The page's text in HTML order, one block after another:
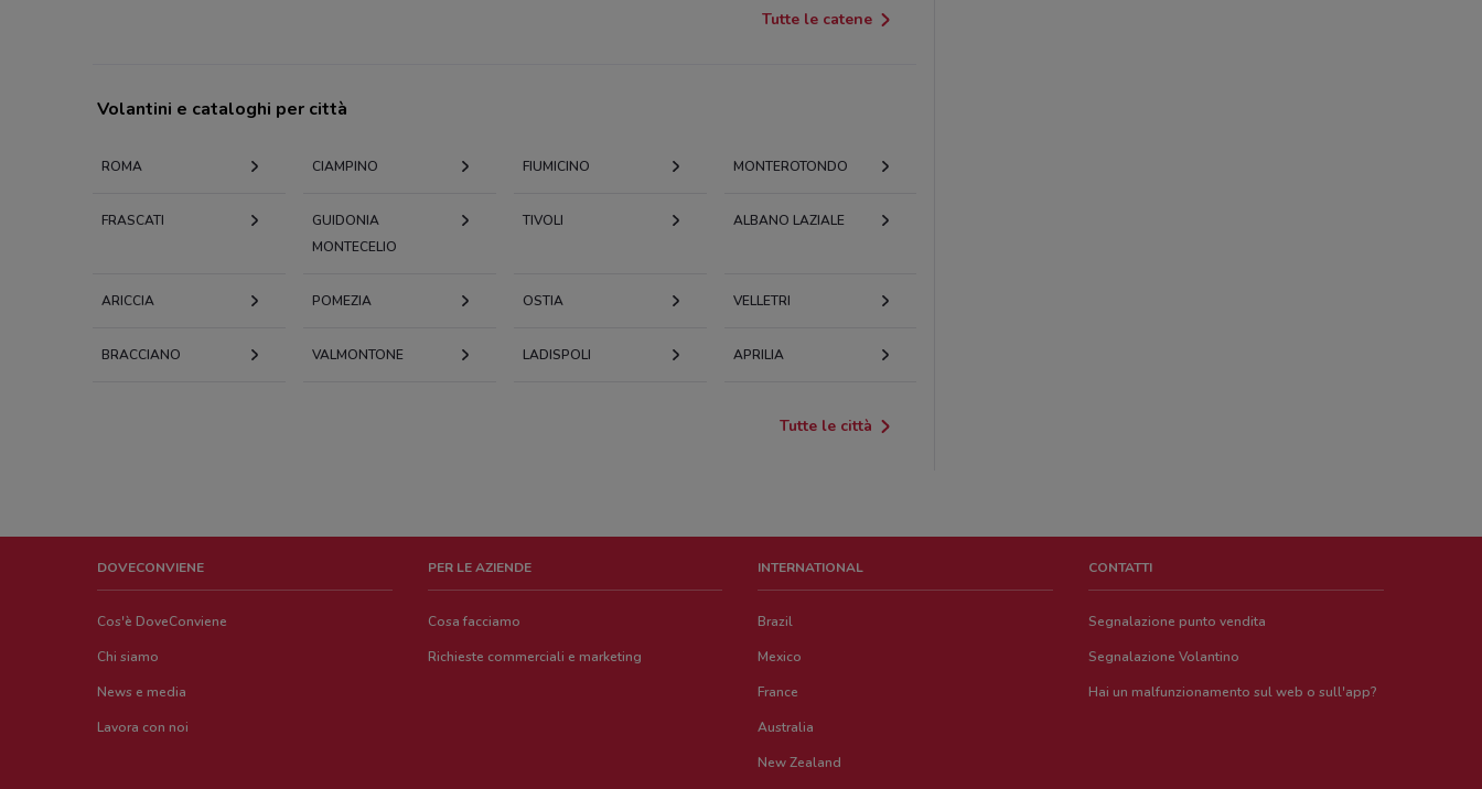
Tutte le catene
Volantini e cataloghi per città
ROMA CIAMPINO FIUMICINO MONTEROTONDO
FRASCATI
GUIDONIA
MONTECELIO
TIVOLI ALBANO LAZIALE
ARICCIA POMEZIA OSTIA VELLETRI
BRACCIANO VALMONTONE LADISPOLI APRILIA
Tutte le città
DOVECONVIENE
Cos'è DoveConviene
Chi siamo
News e media
Lavora con noi
PER LE AZIENDE
Cosa facciamo
Richieste commerciali e marketing
INTERNATIONAL
Brazil
Mexico
France
Australia
New Zealand
CONTATTI
Segnalazione punto vendita
Segnalazione Volantino
Hai un malfunzionamento sul web o sull'app?